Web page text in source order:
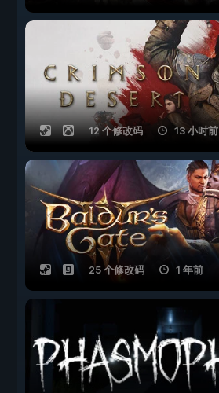
12 个修改码 13 小时前
25 个修改码 1 年前